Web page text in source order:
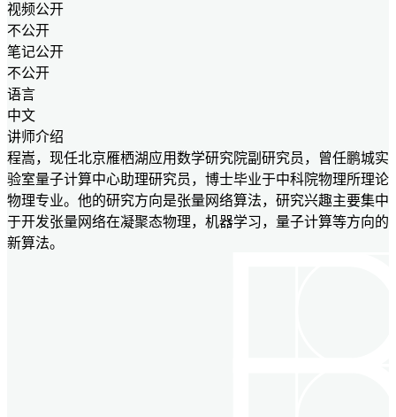
视频公开
不公开
笔记公开
不公开
语言
中文
讲师介绍
程嵩，现任北京雁栖湖应用数学研究院副研究员，曾任鹏城实
验室量子计算中心助理研究员，博士毕业于中科院物理所理论
物理专业。他的研究方向是张量网络算法，研究兴趣主要集中
于开发张量网络在凝聚态物理，机器学习，量子计算等方向的
新算法。